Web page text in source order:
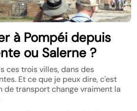
à Pompéi depuis
ou Salerne ?
ces trois villes, dans des
Et ce que je peux dire, c'est
de transport change vraiment la